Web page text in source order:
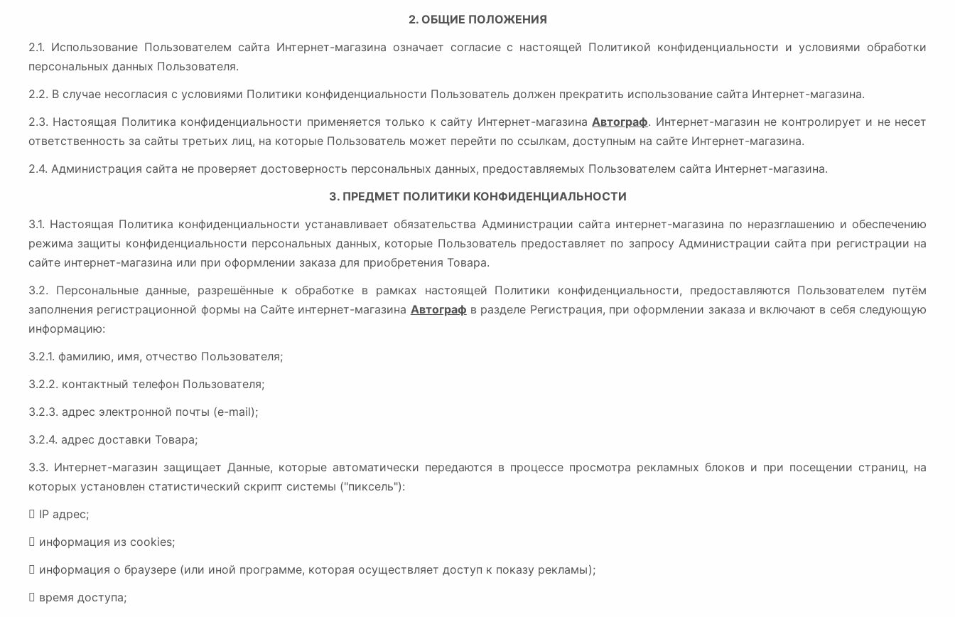
2. ОБЩИЕ ПОЛОЖЕНИЯ
2.1. Использование Пользователем сайта Интернет-магазина означает согласие с настоящей Политикой конфиденциальности и условиями обработки
персональных данных Пользователя.
2.2. В случае несогласия с условиями Политики конфиденциальности Пользователь должен прекратить использование сайта Интернет-магазина.
2.3. Настоящая Политика конфиденциальности применяется только к сайту Интернет-магазинаАвтограф. Интернет-магазин не контролирует и не несет
ответственность за сайты третьих лиц, на которые Пользователь может перейти по ссылкам, доступным на сайте Интернет-магазина.
2.4. Администрация сайта не проверяет достоверность персональных данных, предоставляемых Пользователем сайта Интернет-магазина.
3. ПРЕДМЕТ ПОЛИТИКИ КОНФИДЕНЦИАЛЬНОСТИ
3.1. Настоящая Политика конфиденциальности устанавливает обязательства Администрации сайта интернет-магазина по неразглашению и обеспечению
режима защиты конфиденциальности персональных данных, которые Пользователь предоставляет по запросу Администрации сайта при регистрации на
сайте интернет-магазина или при оформлении заказа для приобретения Товара.
3.2. Персональные данные, разрешённые к обработке в рамках настоящей Политики конфиденциальности, предоставляются Пользователем путём
заполнения регистрационной формы на Сайте интернет-магазина Автограф в разделе Регистрация, при оформлении заказа и включают в себя следующую
информацию:
3.2.1. фамилию, имя, отчество Пользователя;
3.2.2. контактный телефон Пользователя;
3.2.3. адрес электронной почты (e-mail);
3.2.4. адрес доставки Товара;
3.3. Интернет-магазин защищает Данные, которые автоматически передаются в процессе просмотра рекламных блоков и при посещении страниц, на
которых установлен статистический скрипт системы ("пиксель"):
 IP адрес;
 информация из cookies;
 информация о браузере (или иной программе, которая осуществляет доступ к показу рекламы);
 время доступа;